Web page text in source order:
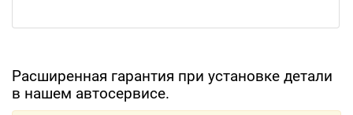
Расширенная гарантия при установке детали
в нашем автосервисе.